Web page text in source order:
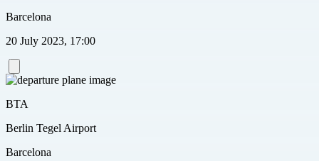
Barcelona
20 July 2023, 17:00
BTA
Berlin Tegel Airport
Barcelona